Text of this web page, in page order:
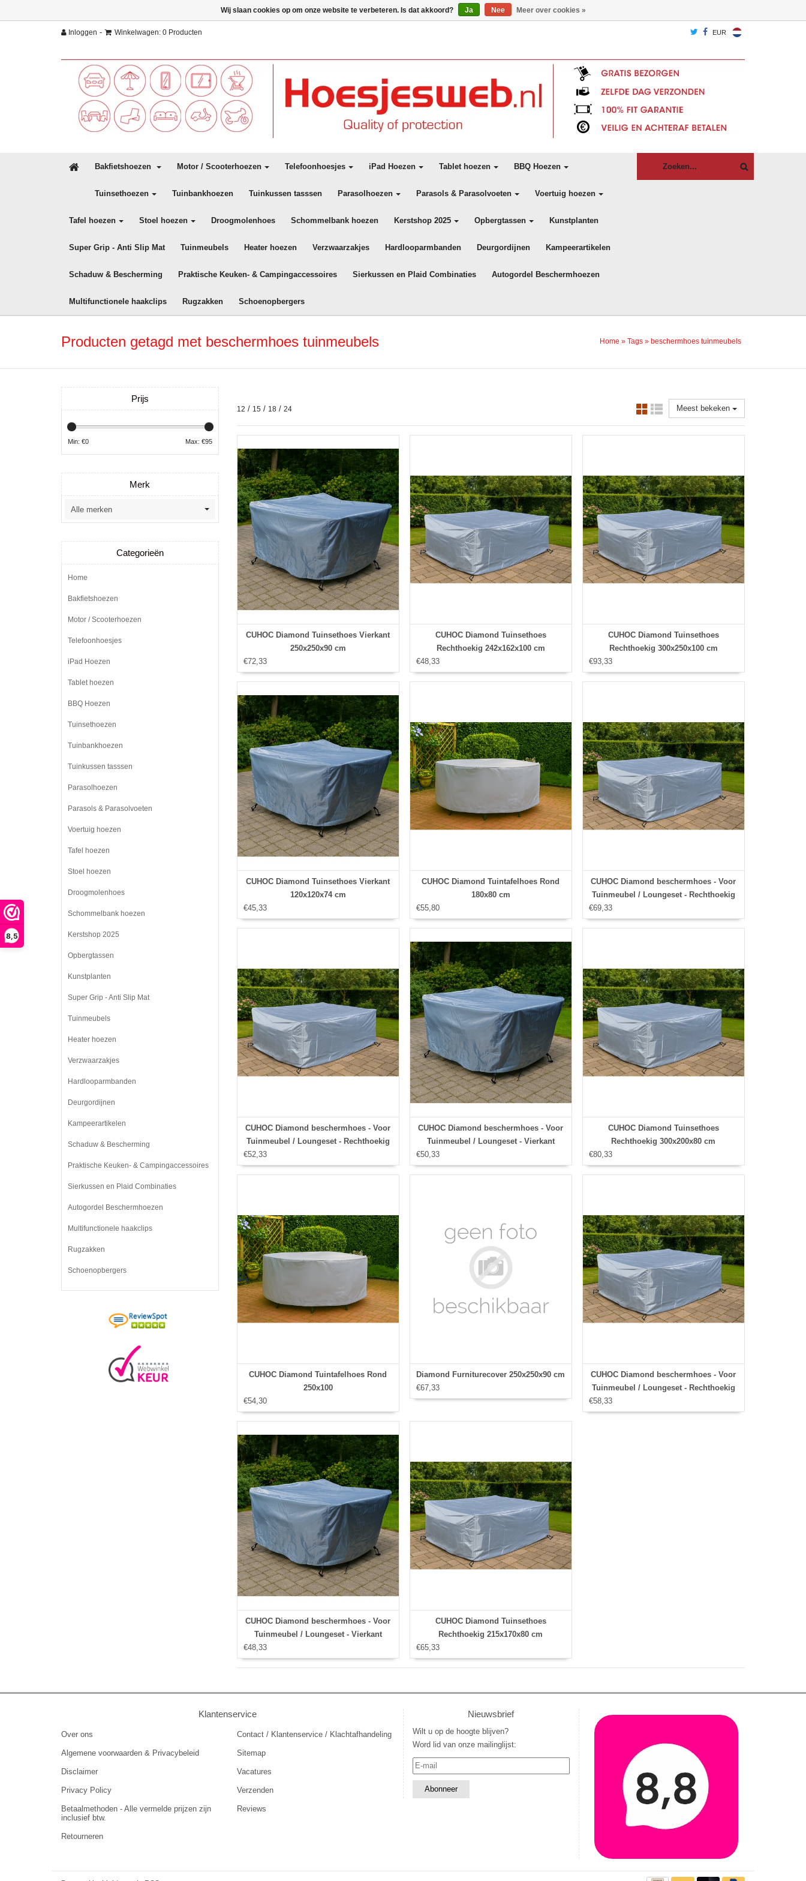
8,5
Inloggen - Winkelwagen: 0 Producten EUR
Bakfietshoezen Motor / Scooterhoezen Telefoonhoesjes iPad Hoezen Tablet hoezen BBQ Hoezen
Tuinsethoezen Tuinbankhoezen Tuinkussen tasssen Parasolhoezen Parasols & Parasolvoeten Voertuig hoezen
Tafel hoezen Stoel hoezen Droogmolenhoes Schommelbank hoezen Kerstshop 2025 Opbergtassen Kunstplanten
Super Grip - Anti Slip Mat Tuinmeubels Heater hoezen Verzwaarzakjes Hardlooparmbanden Deurgordijnen Kampeerartikelen
Schaduw & Bescherming Praktische Keuken- & Campingaccessoires Sierkussen en Plaid Combinaties Autogordel Beschermhoezen
Multifunctionele haakclips Rugzakken Schoenopbergers
Producten getagd met beschermhoes tuinmeubels Home » Tags » beschermhoes tuinmeubels
12 / 15 / 18/ 24 Meest bekeken
CUHOC Diamond Tuinsethoes Vierkant
250x250x90 cm
€72,33
CUHOC Diamond Tuinsethoes
Rechthoekig 242x162x100 cm
€48,33
CUHOC Diamond Tuinsethoes
Rechthoekig 300x250x100 cm
€93,33
CUHOC Diamond Tuinsethoes Vierkant
120x120x74 cm
€45,33
CUHOC Diamond Tuintafelhoes Rond
180x80 cm
€55,80
CUHOC Diamond beschermhoes - Voor
Tuinmeubel / Loungeset - Rechthoekig
€69,33
CUHOC Diamond beschermhoes - Voor
Tuinmeubel / Loungeset - Rechthoekig
€52,33
CUHOC Diamond beschermhoes - Voor
Tuinmeubel / Loungeset - Vierkant
€50,33
CUHOC Diamond Tuinsethoes
Rechthoekig 300x200x80 cm
€80,33
CUHOC Diamond Tuintafelhoes Rond
250x100
€54,30
Diamond Furniturecover 250x250x90 cm
€67,33
CUHOC Diamond beschermhoes - Voor
Tuinmeubel / Loungeset - Rechthoekig
€58,33
CUHOC Diamond beschermhoes - Voor
Tuinmeubel / Loungeset - Vierkant
€48,33
CUHOC Diamond Tuinsethoes
Rechthoekig 215x170x80 cm
€65,33
Prijs
Min: €0 Max: €95
Merk
Categorieën
Home
Bakfietshoezen
Motor / Scooterhoezen
Telefoonhoesjes
iPad Hoezen
Tablet hoezen
BBQ Hoezen
Tuinsethoezen
Tuinbankhoezen
Tuinkussen tasssen
Parasolhoezen
Parasols & Parasolvoeten
Voertuig hoezen
Tafel hoezen
Stoel hoezen
Droogmolenhoes
Schommelbank hoezen
Kerstshop 2025
Opbergtassen
Kunstplanten
Super Grip - Anti Slip Mat
Tuinmeubels
Heater hoezen
Verzwaarzakjes
Hardlooparmbanden
Deurgordijnen
Kampeerartikelen
Schaduw & Bescherming
Praktische Keuken- & Campingaccessoires
Sierkussen en Plaid Combinaties
Autogordel Beschermhoezen
Multifunctionele haakclips
Rugzakken
Schoenopbergers
Klantenservice
Over ons
Algemene voorwaarden & Privacybeleid
Disclaimer
Privacy Policy
Betaalmethoden - Alle vermelde prijzen zijn
inclusief btw.
Retourneren
Contact / Klantenservice / Klachtafhandeling
Sitemap
Vacatures
Verzenden
Reviews
Nieuwsbrief
Wilt u op de hoogte blijven?
Word lid van onze mailinglijst:
Wij slaan cookies op om onze website te verbeteren. Is dat akkoord? Ja Nee Meer over cookies »